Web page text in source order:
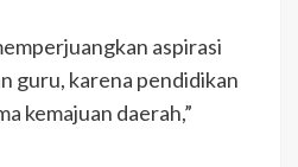
aspirasi
guru, karena pendidikan
kemajuan daerah,”